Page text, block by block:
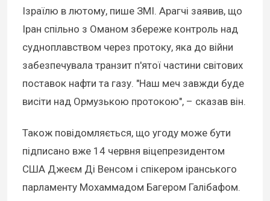
Ізраїлю в лютому, пише ЗМІ. Арагчі заявив, що
Іран спільно з Оманом збереже контроль над
судноплавством через протоку, яка до війни
забезпечувала транзит п'ятої частини світових
поставок нафти та газу. "Наш меч завжди буде
висіти над Ормузькою протокою", – сказав він.
Також повідомляється, що угоду може бути
підписано вже 14 червня віцепрезидентом
США Джеєм Ді Венсом і спікером іранського
парламенту Мохаммадом Багером Галібафом.